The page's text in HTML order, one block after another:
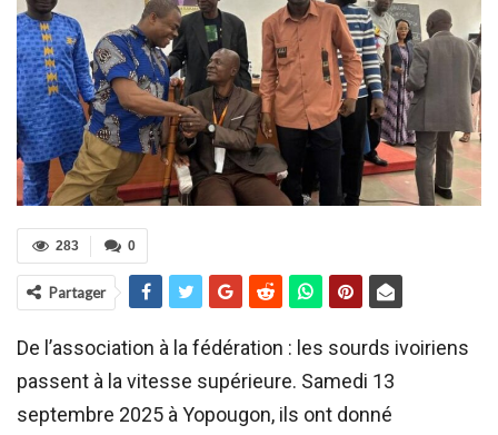
0
283
Partager
De l’association à la fédération : les sourds ivoiriens
passent à la vitesse supérieure. Samedi 13
septembre 2025 à Yopougon, ils ont donné